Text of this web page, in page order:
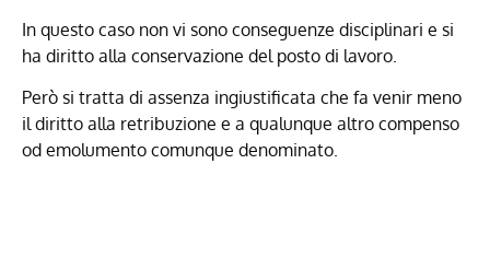
In questo caso non vi sono conseguenze disciplinari e si
ha diritto alla conservazione del posto di lavoro.
Però si tratta di assenza ingiustificata che fa venir meno
il diritto alla retribuzione e a qualunque altro compenso
od emolumento comunque denominato.